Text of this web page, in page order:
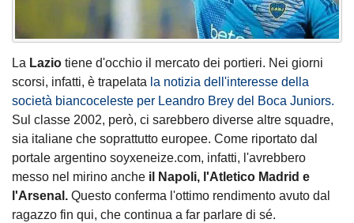
La Lazio tiene d'occhio il mercato dei portieri. Nei giorni
scorsi, infatti, è trapelata la notizia dell'interesse della
società biancoceleste per Leandro Brey del Boca Juniors.
Sul classe 2002, però, ci sarebbero diverse altre squadre,
sia italiane che soprattutto europee. Come riportato dal
portale argentino soyxeneize.com, infatti, l'avrebbero
messo nel mirino anche il Napoli, l'Atletico Madrid e
l'Arsenal. Questo conferma l'ottimo rendimento avuto dal
ragazzo fin qui, che continua a far parlare di sé.